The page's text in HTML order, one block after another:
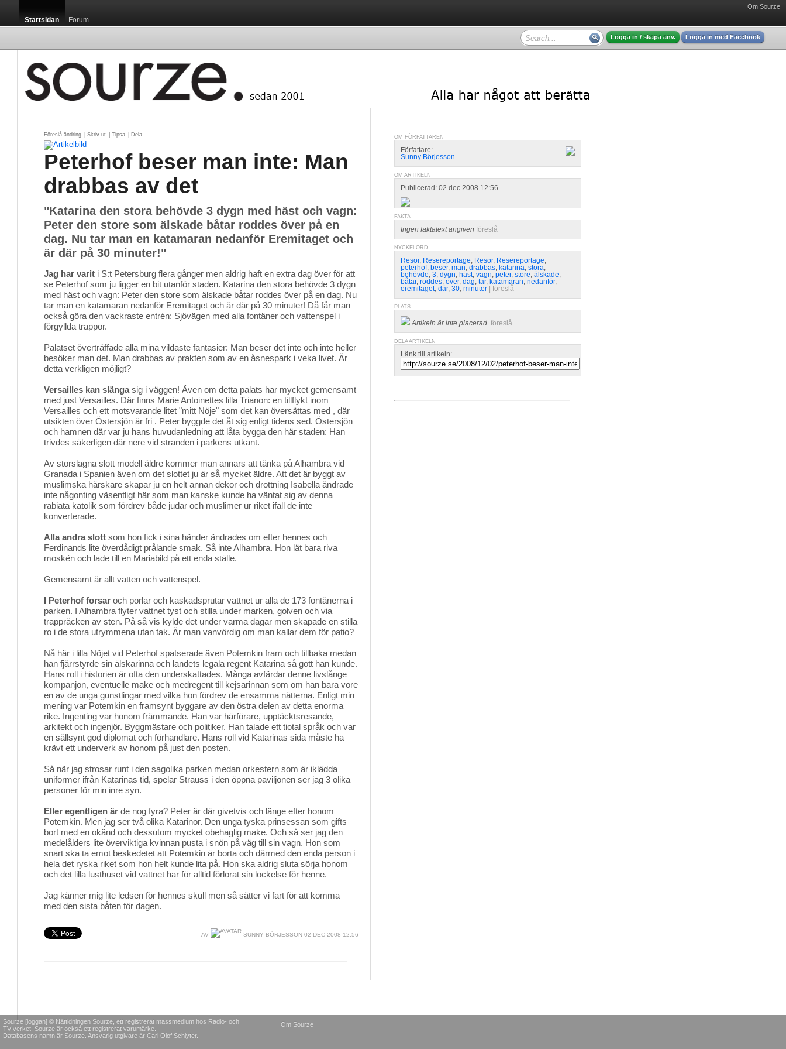
Om Sourze
Startsidan Forum
Logga in / skapa anv. Logga in med Facebook
Föreslå ändring Skriv ut Tipsa Dela
Peterhof beser man inte: Man
drabbas av det
"Katarina den stora behövde 3 dygn med häst och vagn:
Peter den store som älskade båtar roddes över på en
dag. Nu tar man en katamaran nedanför Eremitaget och
är där på 30 minuter!"
Jag har varit i S:t Petersburg flera gånger men aldrig haft en extra dag över för att
se Peterhof som ju ligger en bit utanför staden. Katarina den stora behövde 3 dygn
med häst och vagn: Peter den store som älskade båtar roddes över på en dag. Nu
tar man en katamaran nedanför Eremitaget och är där på 30 minuter! Då får man
också göra den vackraste entrén: Sjövägen med alla fontäner och vattenspel i
förgyllda trappor.
Palatset överträffade alla mina vildaste fantasier: Man beser det inte och inte heller
besöker man det. Man drabbas av prakten som av en åsnespark i veka livet. Är
detta verkligen möjligt?
Versailles kan slängasig i väggen! Även om detta palats har mycket gemensamt
med just Versailles. Där finns Marie Antoinettes lilla Trianon: en tillflykt inom
Versailles och ett motsvarande litet "mitt Nöje" som det kan översättas med , där
utsikten över Östersjön är fri . Peter byggde det åt sig enligt tidens sed. Östersjön
och hamnen där var ju hans huvudanledning att låta bygga den här staden: Han
trivdes säkerligen där nere vid stranden i parkens utkant.
Av storslagna slott modell äldre kommer man annars att tänka på Alhambra vid
Granada i Spanien även om det slottet ju är så mycket äldre. Att det är byggt av
muslimska härskare skapar ju en helt annan dekor och drottning Isabella ändrade
inte någonting väsentligt här som man kanske kunde ha väntat sig av denna
rabiata katolik som fördrev både judar och muslimer ur riket ifall de inte
konverterade.
Alla andra slott som hon fick i sina händer ändrades om efter hennes och
Ferdinands lite överdådigt prålande smak. Så inte Alhambra. Hon lät bara riva
moskén och lade till en Mariabild på ett enda ställe.
Gemensamt är allt vatten och vattenspel.
I Peterhof forsar och porlar och kaskadsprutar vattnet ur alla de 173 fontänerna i
parken. I Alhambra flyter vattnet tyst och stilla under marken, golven och via
trappräcken av sten. På så vis kylde det under varma dagar men skapade en stilla
ro i de stora utrymmena utan tak. Är man vanvördig om man kallar dem för patio?
Nå här i lilla Nöjet vid Peterhof spatserade även Potemkin fram och tillbaka medan
han fjärrstyrde sin älskarinna och landets legala regent Katarina så gott han kunde.
Hans roll i historien är ofta den underskattades. Många avfärdar denne livslånge
kompanjon, eventuelle make och medregent till kejsarinnan som om han bara vore
en av de unga gunstlingar med vilka hon fördrev de ensamma nätterna. Enligt min
mening var Potemkin en framsynt byggare av den östra delen av detta enorma
rike. Ingenting var honom främmande. Han var härförare, upptäcktsresande,
arkitekt och ingenjör. Byggmästare och politiker. Han talade ett tiotal språk och var
en sällsynt god diplomat och förhandlare. Hans roll vid Katarinas sida måste ha
krävt ett underverk av honom på just den posten.
Så när jag strosar runt i den sagolika parken medan orkestern som är iklädda
uniformer ifrån Katarinas tid, spelar Strauss i den öppna paviljonen ser jag 3 olika
personer för min inre syn.
Eller egentligen är de nog fyra? Peter är där givetvis och länge efter honom
Potemkin. Men jag ser två olika Katarinor. Den unga tyska prinsessan som gifts
bort med en okänd och dessutom mycket obehaglig make. Och så ser jag den
medelålders lite överviktiga kvinnan pusta i snön på väg till sin vagn. Hon som
snart ska ta emot beskedetet att Potemkin är borta och därmed den enda person i
hela det ryska riket som hon helt kunde lita på. Hon ska aldrig sluta sörja honom
och det lilla lusthuset vid vattnet har för alltid förlorat sin lockelse för henne.
Jag känner mig lite ledsen för hennes skull men så sätter vi fart för att komma
med den sista båten för dagen.
AV SUNNY BÖRJESSON 02 DEC 2008 12:56
OM FÖRFATTAREN
Författare:
Sunny Börjesson
OM ARTIKELN
Publicerad: 02 dec 2008 12:56
FAKTA
Ingen faktatext angiven föreslå
NYCKELORD
Resor, Resereportage, Resor, Resereportage,
peterhof, beser, man, drabbas, katarina, stora,
behövde, 3, dygn, häst, vagn, peter, store, älskade,
båtar, roddes, över, dag, tar, katamaran, nedanför,
eremitaget, där, 30, minuter föreslå
PLATS
Artikeln är inte placerad. föreslå
DELA ARTIKELN
Länk till artikeln:
Sourze [loggan] © Nättidningen Sourze, ett registrerat massmedium hos Radio- och
TV-verket. Sourze är också ett registrerat varumärke.
Databasens namn är Sourze. Ansvarig utgivare är Carl Olof Schlyter.
Om Sourze